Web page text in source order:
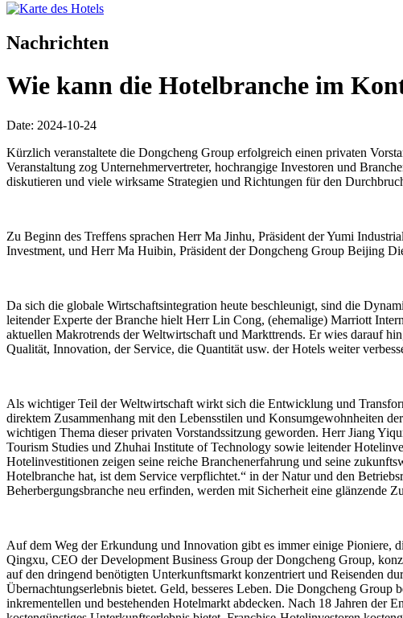
Nachrichten
Wie kann die Hotelbranche im
Date: 2024-10-24
Kürzlich veranstaltete die Dongcheng Group erfolgreich einen privaten
Veranstaltung zog Unternehmervertreter, hochrangige Investoren und
diskutieren und viele wirksame Strategien und Richtungen für den
Zu Beginn des Treffens sprachen Herr Ma Jinhu, Präsident der Yumi
Investment, und Herr Ma Huibin, Präsident der Dongcheng Group Beijing
Da sich die globale Wirtschaftsintegration heute beschleunigt, sind die
leitender Experte der Branche hielt Herr Lin Cong, (ehemalige) Marriott
aktuellen Makrotrends der Weltwirtschaft und Markttrends. Er wies darauf
Qualität, Innovation, der Service, die Quantität usw. der Hotels weiter
Als wichtiger Teil der Weltwirtschaft wirkt sich die Entwicklung und
direktem Zusammenhang mit den Lebensstilen und Konsumgewohnheiten
wichtigen Thema dieser privaten Vorstandssitzung geworden. Herr Jiang
Tourism Studies und Zhuhai Institute of Technology sowie leitender
Hotelinvestitionen zeigen seine reiche Branchenerfahrung und seine
Hotelbranche hat, ist dem Service verpflichtet.“ in der Natur und den
Beherbergungsbranche neu erfinden, werden mit Sicherheit eine glänzende
Auf dem Weg der Erkundung und Innovation gibt es immer einige Pioniere,
Qingxu, CEO der Development Business Group der Dongcheng Group,
auf den dringend benötigten Unterkunftsmarkt konzentriert und Reisenden
Übernachtungserlebnis bietet. Geld, besseres Leben. Die Dongcheng
inkrementellen und bestehenden Hotelmarkt abdecken. Nach 18 Jahren der